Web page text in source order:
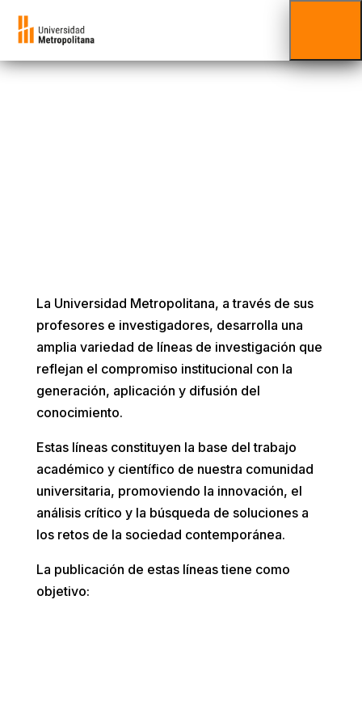
La Universidad Metropolitana, a través de sus
profesores e investigadores, desarrolla una
amplia variedad de líneas de investigación que
reflejan el compromiso institucional con la
generación, aplicación y difusión del
conocimiento.
Estas líneas constituyen la base del trabajo
académico y científico de nuestra comunidad
universitaria, promoviendo la innovación, el
análisis crítico y la búsqueda de soluciones a
los retos de la sociedad contemporánea.
La publicación de estas líneas tiene como
objetivo: